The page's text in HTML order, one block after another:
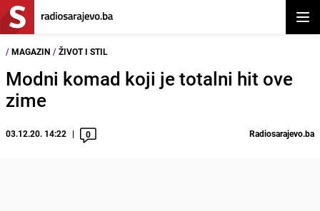
/ MAGAZIN / ŽIVOT I STIL
Modni komad koji je totalni hit ove
zime
03.12.20. 14:22 0 Radiosarajevo.ba